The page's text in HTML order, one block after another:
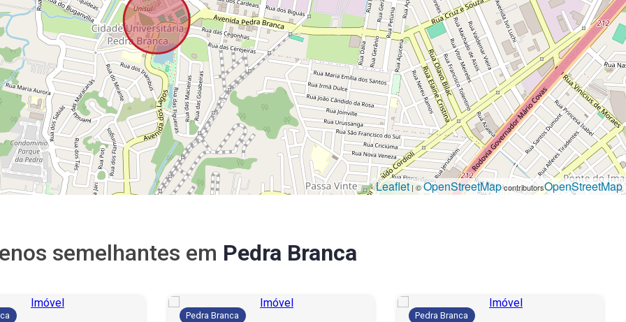
Leaflet | ©OpenStreetMapcontributorsOpenStreetMap
semelhantes em Pedra Branca
Pedra Branca Pedra Branca